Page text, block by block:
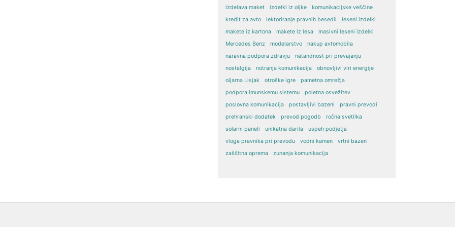
izdelava maket
izdelki iz oljke
komunikacijske veščine
kredit za avto
lektoriranje pravnih besedil
leseni izdelki
makete iz kartona
makete iz lesa
masivni leseni izdelki
Mercedes Benz
modelarstvo
nakup avtomobila
naravna podpora zdravju
natandnost pri prevajanju
nostalgija
notranja komunikacija
obnovljivi viri energije
oljarna Lisjak
otroške igre
pametna omrežja
podpora imunskemu sistemu
poletna osvežitev
poslovna komunikacija
postavljivi bazeni
pravni prevodi
prehranski dodatek
prevod pogodb
ročna svetilka
solarni paneli
unikatna darila
uspeh podjetja
vloga pravnika pri prevodu
vodni kamen
vrtni bazen
zaščitna oprema
zunanja komunikacija